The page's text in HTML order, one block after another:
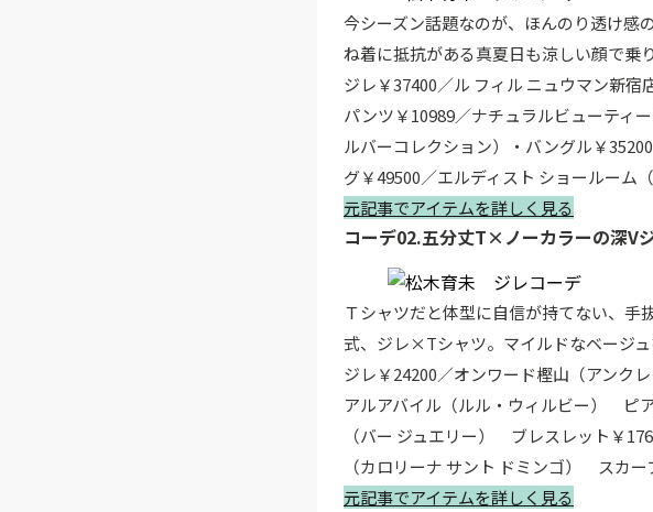
今シーズン話題なのが、ほんのり透け感
ね着に抵抗がある真夏日も涼しい顔で乗
ジレ￥37400／ル フィル ニュウマン新
パンツ￥10989／ナチュラルビューティ
ルバーコレクション）・バングル￥
グ￥49500／エルディスト ショールーム（
元記事でアイテムを詳しく見る
コーデ02.五分丈T×ノーカラーの深V
Ｔシャツだと体型に自信が持てない、
式、ジレ×Tシャツ。マイルドなベージ
ジレ￥24200／オンワード樫山（アン
アルアバイル（ルル・ウィルビー） ピ
（バー ジュエリー） ブレスレット￥
（カロリーナ サント ドミンゴ） スカー
元記事でアイテムを詳しく見る